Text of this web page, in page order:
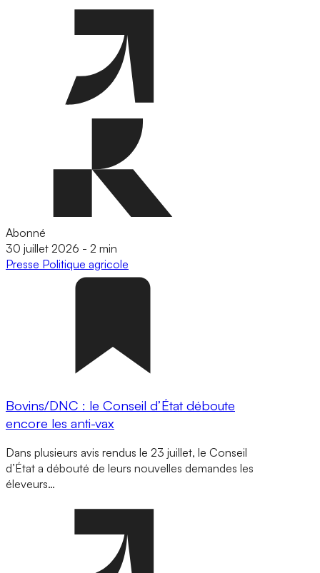
Abonné
30 juillet 2026 - 2 min
Presse Politique agricole
Bovins/DNC : le Conseil d’État déboute
encore les anti-vax
Dans plusieurs avis rendus le 23 juillet, le Conseil
d’État a débouté de leurs nouvelles demandes les
éleveurs…